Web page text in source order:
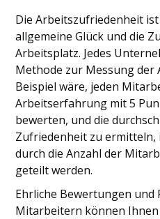
Die Arbeitszufriedenheit
allgemeine Glück und die
Arbeitsplatz. Jedes
Methode zur Messung der
Beispiel wäre, jeden
Arbeitserfahrung mit 5
bewerten, und die
Zufriedenheit zu ermitteln,
durch die Anzahl der
geteilt werden.
Ehrliche Bewertungen und
Mitarbeitern können